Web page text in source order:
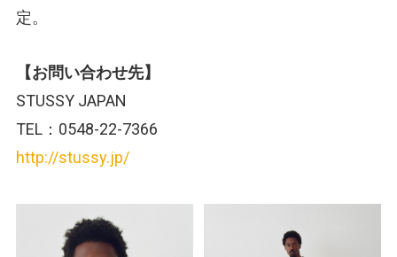
定。
【お問い合わせ先】
STUSSY JAPAN
TEL：0548-22-7366
http://stussy.jp/